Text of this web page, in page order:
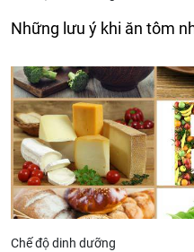
Những lưu ý khi ăn tôm
Chế độ dinh dưỡng